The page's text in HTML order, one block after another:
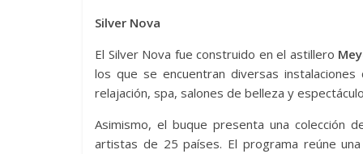
Silver Nova
El Silver Nova fue construido en el astillero
los que se encuentran diversas
relajación, spa, salones de belleza y
Asimismo, el buque presenta una colección
artistas de 25 países. El programa reúne